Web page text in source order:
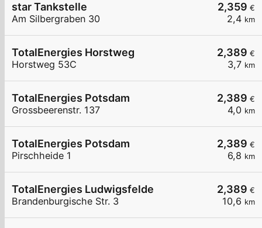
2,359 €
2,4 km
star Tankstelle
Am Silbergraben 30
2,389 €
3,7 km
TotalEnergies Horstweg
Horstweg 53C
2,389 €
4,0 km
TotalEnergies Potsdam
Grossbeerenstr. 137
2,389 €
6,8 km
TotalEnergies Potsdam
Pirschheide 1
2,389 €
10,6 km
TotalEnergies Ludwigsfelde
Brandenburgische Str. 3